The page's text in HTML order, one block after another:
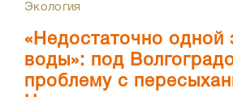
Экология
«Недостаточно одной
воды»: под
проблему с